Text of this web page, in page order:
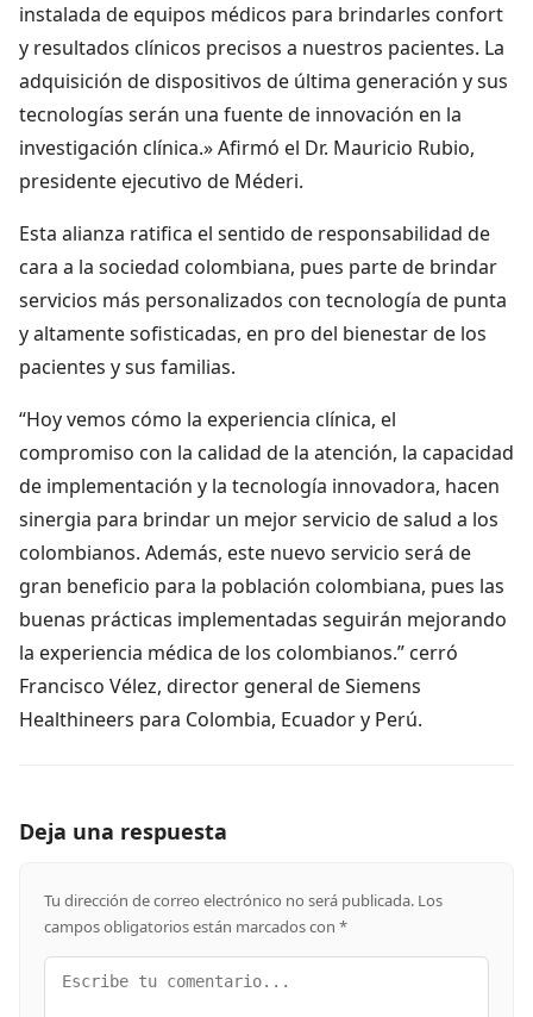
instalada de equipos médicos para brindarles confort
y resultados clínicos precisos a nuestros pacientes. La
adquisición de dispositivos de última generación y sus
tecnologías serán una fuente de innovación en la
investigación clínica.» Afirmó el Dr. Mauricio Rubio,
presidente ejecutivo de Méderi.
Esta alianza ratifica el sentido de responsabilidad de
cara a la sociedad colombiana, pues parte de brindar
servicios más personalizados con tecnología de punta
y altamente sofisticadas, en pro del bienestar de los
pacientes y sus familias.
“Hoy vemos cómo la experiencia clínica, el
compromiso con la calidad de la atención, la capacidad
de implementación y la tecnología innovadora, hacen
sinergia para brindar un mejor servicio de salud a los
colombianos. Además, este nuevo servicio será de
gran beneficio para la población colombiana, pues las
buenas prácticas implementadas seguirán mejorando
la experiencia médica de los colombianos.” cerró
Francisco Vélez, director general de Siemens
Healthineers para Colombia, Ecuador y Perú.
Deja una respuesta
Tu dirección de correo electrónico no será publicada. Los
campos obligatorios están marcados con *